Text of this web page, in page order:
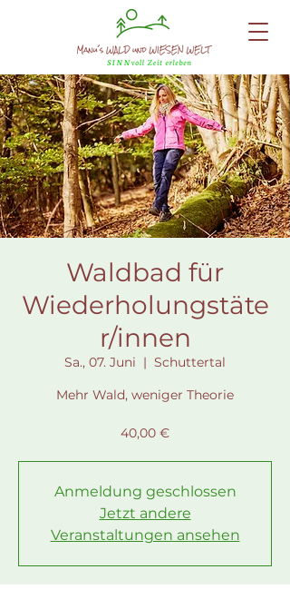
Waldbad für
Wiederholungstäte
r/innen
Sa., 07. Juni
  |
Schuttertal
Mehr Wald, weniger Theorie
40,00 €
Anmeldung geschlossen
Jetzt andere
Veranstaltungen ansehen